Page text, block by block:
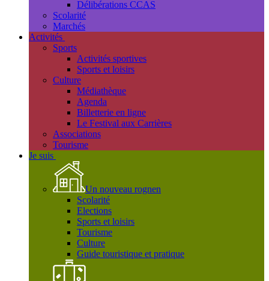
Délibérations CCAS
Scolarité
Marchés
Activités
Sports
Activités sportives
Sports et loisirs
Culture
Médiathèque
Agenda
Billetterie en ligne
Le Festival aux Carrières
Associations
Tourisme
Je suis
Un nouveau rognen
Scolarité
Elections
Sports et loisirs
Tourisme
Culture
Guide touristique et pratique